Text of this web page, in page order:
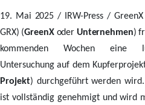
19. Mai 2025 / IRW-Press / GreenX
GRX) (GreenX oder Unternehmen)
kommenden Wocheneine
Untersuchung auf dem
Projekt) durchgeführt werden
ist vollständig genehmigt und wird